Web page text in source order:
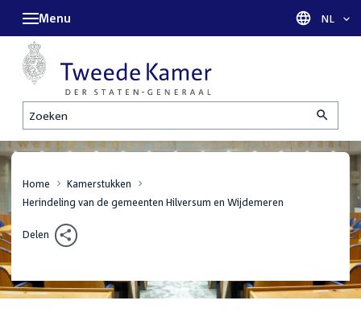
Zoeken
Menu Taal
NL
Home
Kamerstukken
Herindeling van de gemeenten Hilversum en Wijdemeren
Delen